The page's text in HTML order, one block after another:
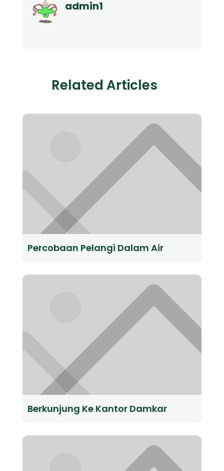
admin1
Related Articles
Percobaan Pelangi Dalam Air
Berkunjung Ke Kantor Damkar